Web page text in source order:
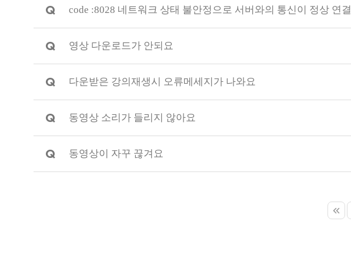
Q code :8028 네트워크 상태 불안정으로 서버와의 통신이 정상
Q 영상 다운로드가 안되요
Q 다운받은 강의재생시 오류메세지가 나와요
Q 동영상 소리가 들리지 않아요
Q 동영상이 자꾸 끊겨요